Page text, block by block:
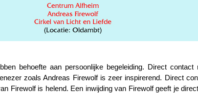
behoefte aan persoonlijke begeleiding. Direct contact
zoals Andreas Firewolf is zeer inspirerend. Direct
Firewolf is helend. Een inwijding van Firewolf geeft je